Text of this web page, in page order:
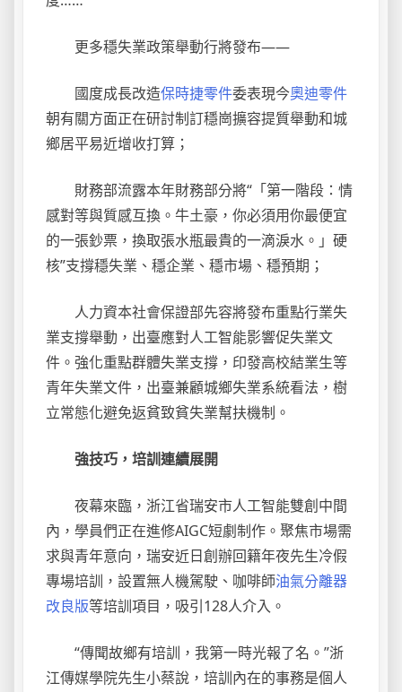
更多穩失業政策舉動行將發布——
國度成長改造保時捷零件委表現今奧迪零件
朝有關方面正在研討制訂穩崗擴容提質舉動和城
鄉居平易近增收打算；
財務部流露本年財務部分將“「第一階段：情
感對等與質感互換。牛土豪，你必須用你最便宜
的一張鈔票，換取張水瓶最貴的一滴淚水。」硬
核”支撐穩失業、穩企業、穩市場、穩預期；
人力資本社會保證部先容將發布重點行業失
業支撐舉動，出臺應對人工智能影響促失業文
件。強化重點群體失業支撐，印發高校結業生等
青年失業文件，出臺兼顧城鄉失業系統看法，樹
立常態化避免返貧致貧失業幫扶機制。
強技巧，培訓連續展開
夜幕來臨，浙江省瑞安市人工智能雙創中間
內，學員們正在進修AIGC短劇制作。聚焦市場需
求與青年意向，瑞安近日創辦回籍年夜先生冷假
專場培訓，設置無人機駕駛、咖啡師油氣分離器
改良版等培訓項目，吸引128人介入。
“傳聞故鄉有培訓，我第一時光報了名。”浙
江傳媒學院先生小蔡說，培訓內在的事務是個人